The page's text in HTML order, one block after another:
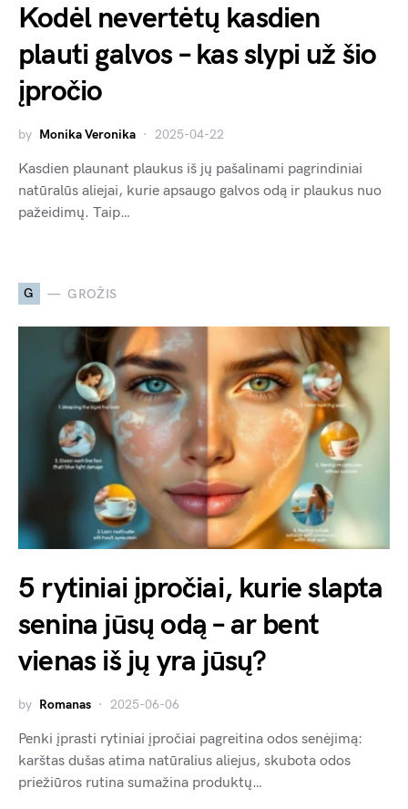
Kodėl nevertėtų kasdien
plauti galvos – kas slypi už šio
įpročio
by Monika Veronika 2025-04-22
Kasdien plaunant plaukus iš jų pašalinami pagrindiniai
natūralūs aliejai, kurie apsaugo galvos odą ir plaukus nuo
pažeidimų. Taip…
G GROŽIS
5 rytiniai įpročiai, kurie slapta
senina jūsų odą – ar bent
vienas iš jų yra jūsų?
by Romanas 2025-06-06
Penki įprasti rytiniai įpročiai pagreitina odos senėjimą:
karštas dušas atima natūralius aliejus, skubota odos
priežiūros rutina sumažina produktų…